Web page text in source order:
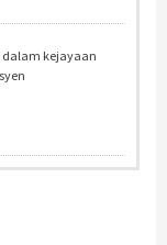
dalam kejayaan